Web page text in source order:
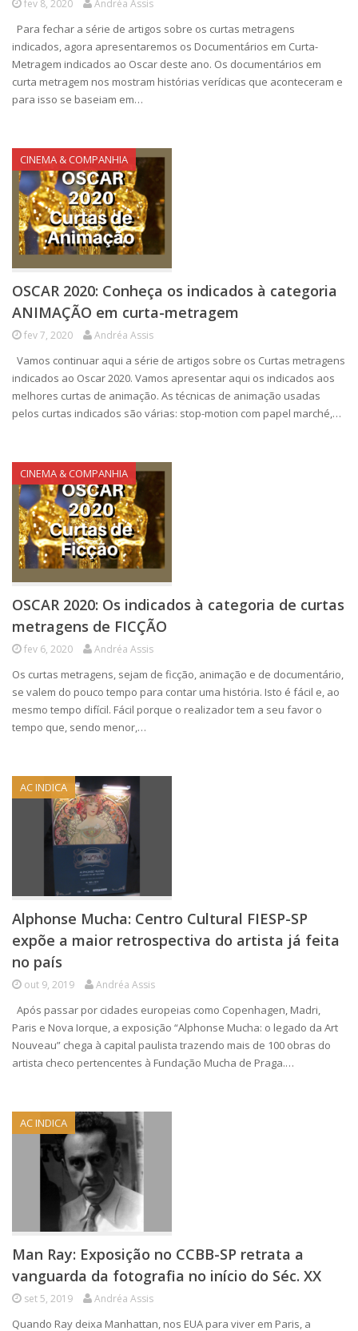
fev 8, 2020 Andréa Assis
Para fechar a série de artigos sobre os curtas metragens
indicados, agora apresentaremos os Documentários em Curta-
Metragem indicados ao Oscar deste ano. Os documentários em
curta metragem nos mostram histórias verídicas que aconteceram e
para isso se baseiam em…
CINEMA & COMPANHIA
OSCAR 2020: Conheça os indicados à categoria
ANIMAÇÃO em curta-metragem
fev 7, 2020 Andréa Assis
Vamos continuar aqui a série de artigos sobre os Curtas metragens
indicados ao Oscar 2020. Vamos apresentar aqui os indicados aos
melhores curtas de animação. As técnicas de animação usadas
pelos curtas indicados são várias: stop-motion com papel marché,…
CINEMA & COMPANHIA
OSCAR 2020: Os indicados à categoria de curtas
metragens de FICÇÃO
fev 6, 2020 Andréa Assis
Os curtas metragens, sejam de ficção, animação e de documentário,
se valem do pouco tempo para contar uma história. Isto é fácil e, ao
mesmo tempo difícil. Fácil porque o realizador tem a seu favor o
tempo que, sendo menor,…
AC INDICA
Alphonse Mucha: Centro Cultural FIESP-SP
expõe a maior retrospectiva do artista já feita
no país
out 9, 2019 Andréa Assis
Após passar por cidades europeias como Copenhagen, Madri,
Paris e Nova Iorque, a exposição “Alphonse Mucha: o legado da Art
Nouveau” chega à capital paulista trazendo mais de 100 obras do
artista checo pertencentes à Fundação Mucha de Praga.…
AC INDICA
Man Ray: Exposição no CCBB-SP retrata a
vanguarda da fotografia no início do Séc. XX
set 5, 2019 Andréa Assis
Quando Ray deixa Manhattan, nos EUA para viver em Paris, a